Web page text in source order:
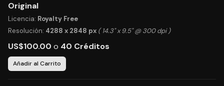
Original
Licencia: Royalty Free
Resolución: 4288 x 2848 px ( 14.3" x 9.5" @ 300 dpi )
US$100.00 o 40 Créditos
Añadir al Carrito